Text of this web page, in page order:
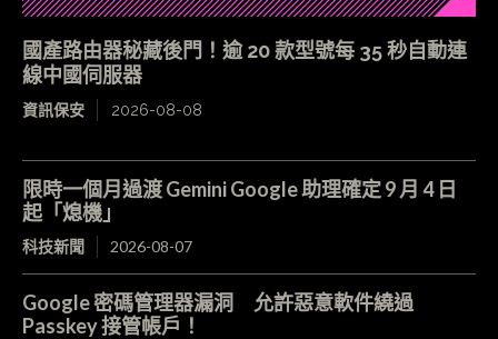
國產路由器秘藏後門！逾 20 款型號每 35 秒自動連
線中國伺服器
資訊保安 2026-08-08
限時一個月過渡 Gemini Google 助理確定 9 月 4 日
起「熄機」
科技新聞 2026-08-07
Google 密碼管理器漏洞 允許惡意軟件繞過
Passkey 接管帳戶！